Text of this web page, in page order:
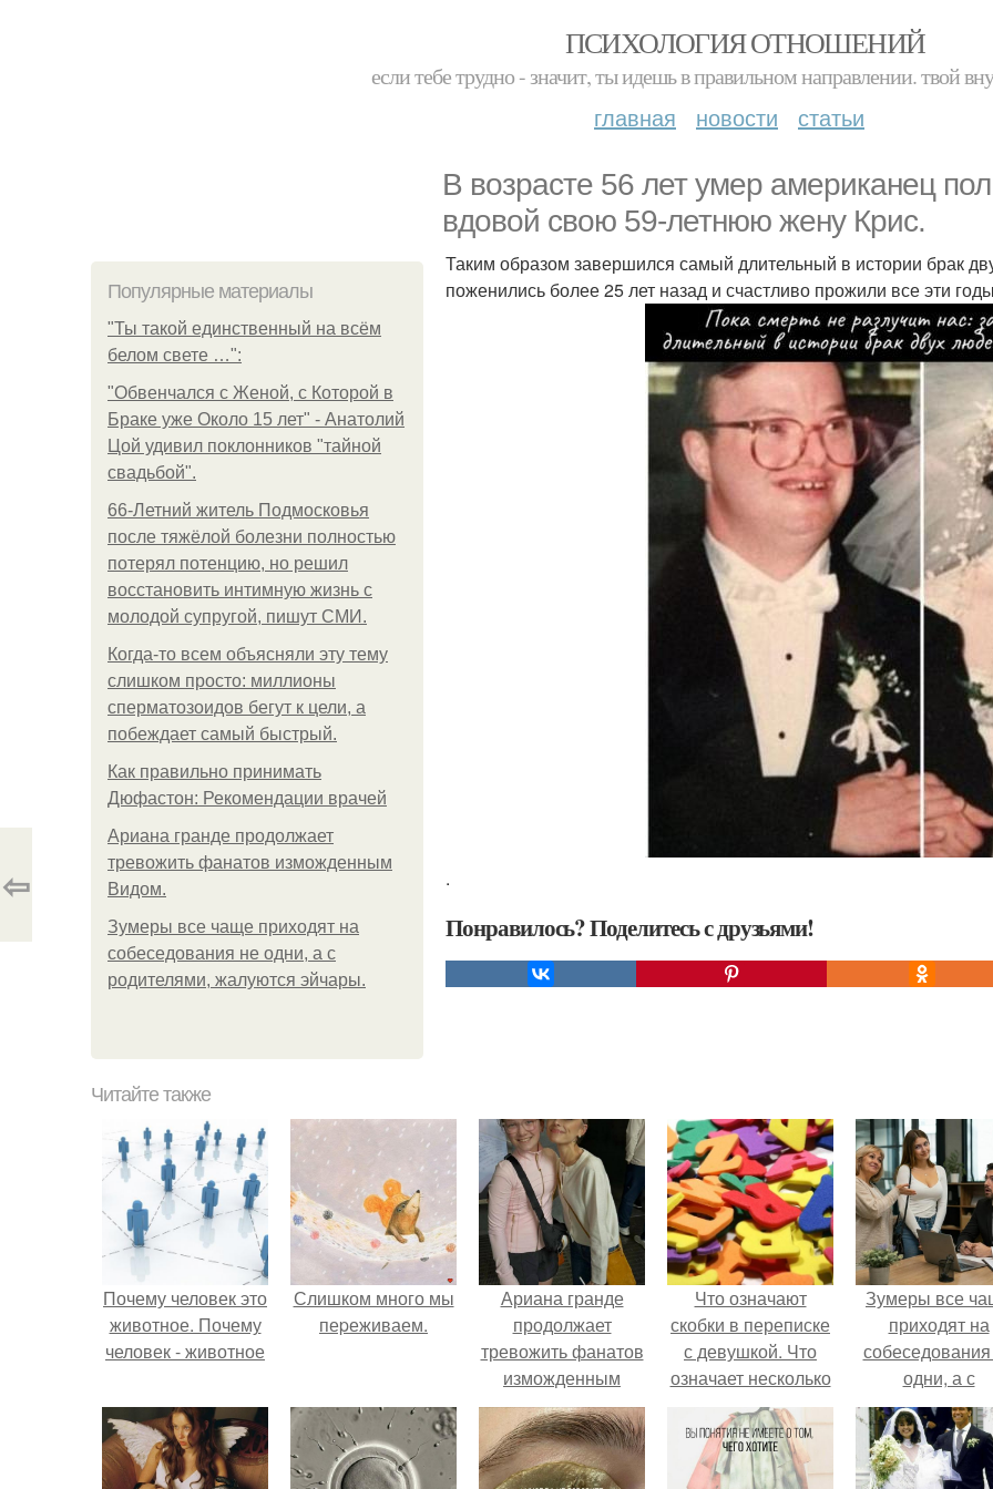
ПСИХОЛОГИЯ ОТНОШЕНИЙ
если тебе трудно - значит, ты идешь в правильном направлении. твой
главная новости статьи
В возрасте 56 лет умер американец
вдовой свою 59-летнюю жену Крис.
Популярные материалы
"Ты такой единственный на всём
белом свете …":
"Обвенчался с Женой, с Которой в
Браке уже Около 15 лет" - Анатолий
Цой удивил поклонников "тайной
свадьбой".
66-Летний житель Подмосковья
после тяжёлой болезни полностью
потерял потенцию, но решил
восстановить интимную жизнь с
молодой супругой, пишут СМИ.
Когда-то всем объясняли эту тему
слишком просто: миллионы
сперматозоидов бегут к цели, а
побеждает самый быстрый.
Как правильно принимать
Дюфастон: Рекомендации врачей
Ариана гранде продолжает
тревожить фанатов изможденным
Видом.
Зумеры все чаще приходят на
собеседования не одни, а с
родителями, жалуются эйчары.
Таким образом завершился самый длительный в истории брак
поженились более 25 лет назад и счастливо прожили все эти
.
Понравилось? Поделитесь с друзьями!
⇦
Читайте также
Почему человек это
животное. Почему
человек - животное
Слишком много мы
пеpеживаем.
Ариана гранде
продолжает
тревожить фанатов
изможденным
Видом.
Что означают
скобки в переписке
с девушкой. Что
означает несколько
полукруглых
скобочек в конце
предложения?
Зумеры все
приходят на
одни, а с
родителями,
жалуются